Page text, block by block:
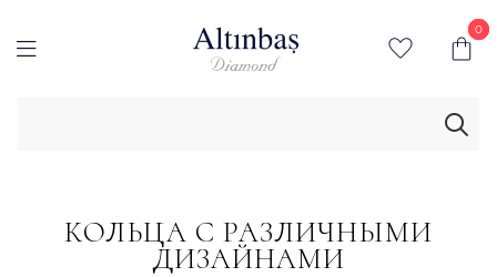
0
0
КОЛЬЦА С РАЗЛИЧНЫМИ
ДИЗАЙНАМИ